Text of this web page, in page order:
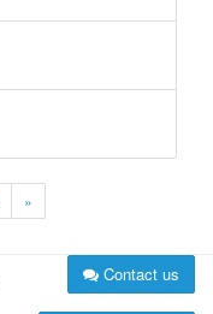
»
Contact us